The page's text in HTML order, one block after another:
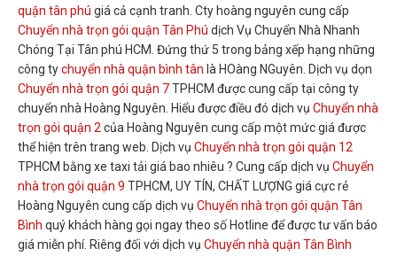
quận tân phú giá cả cạnh tranh. Cty hoàng nguyên cung cấp
Chuyển nhà trọn gói quận Tân Phú dịch Vụ Chuyển Nhà Nhanh
Chóng Tại Tân phú HCM. Đứng thứ 5 trong bảng xếp hạng những
công tychuyển nhà quận bình tân là HOàng NGuyên. Dịch vụ dọn
Chuyển nhà trọn gói quận 7TPHCM được cung cấp tại công ty
chuyển nhà Hoàng Nguyên. Hiểu được điều đó dịch vụ Chuyển nhà
trọn gói quận 2 của Hoàng Nguyên cung cấp một mức giá được
thể hiện trên trang web. Dịch vụ Chuyển nhà trọn gói quận 12
TPHCM bằng xe taxi tải giá bao nhiêu ? Cung cấp dịch vụ Chuyển
nhà trọn gói quận 9 TPHCM, UY TÍN, CHẤT LƯỢNG giá cực rẻ
Hoàng Nguyên cung cấp dịch vụ Chuyển nhà trọn gói quận Tân
Bình quý khách hàng gọi ngay theo số Hotline để được tư vấn báo
giá miễn phí. Riêng đối với dịch vụ Chuyển nhà quận Tân Bình